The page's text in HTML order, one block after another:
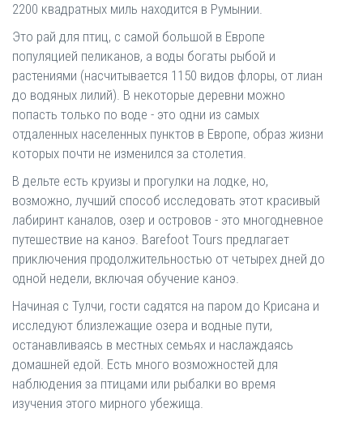
2200 квадратных миль находится в Румынии.
Это рай для птиц, с самой большой в Европе
популяцией пеликанов, а воды богаты рыбой и
растениями (насчитывается 1150 видов флоры, от лиан
до водяных лилий). В некоторые деревни можно
попасть только по воде - это одни из самых
отдаленных населенных пунктов в Европе, образ жизни
которых почти не изменился за столетия.
В дельте есть круизы и прогулки на лодке, но,
возможно, лучший способ исследовать этот красивый
лабиринт каналов, озер и островов - это многодневное
путешествие на каноэ. Barefoot Tours предлагает
приключения продолжительностью от четырех дней до
одной недели, включая обучение каноэ.
Начиная с Тулчи, гости садятся на паром до Крисана и
исследуют близлежащие озера и водные пути,
останавливаясь в местных семьях и наслаждаясь
домашней едой. Есть много возможностей для
наблюдения за птицами или рыбалки во время
изучения этого мирного убежища.